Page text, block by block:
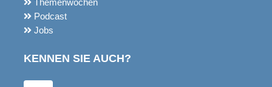
Basta
Themenwochen
Podcast
KENNEN SIE AUCH?